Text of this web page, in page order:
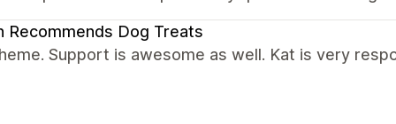
Recommends Dog Treats
Support is awesome as well. Kat is very